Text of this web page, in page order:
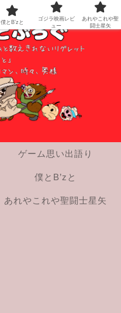
ゲーム思い出語り
僕とB’zと
あれやこれや聖闘士星矢
僕とB’zと
ゴジラ映画レビ
ュー
あれやこれや聖
闘士星矢